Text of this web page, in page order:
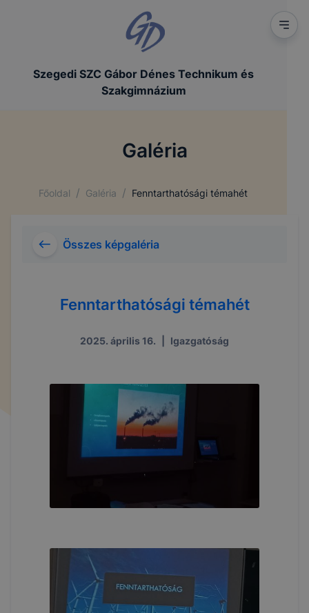
Szegedi SZC Gábor Dénes Technikum és
Szakgimnázium
Galéria
Főoldal / Galéria / Fenntarthatósági témahét
Összes képgaléria
Fenntarthatósági témahét
2025. április 16. Igazgatóság